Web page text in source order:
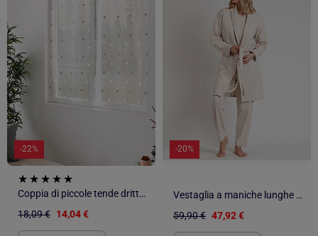
-22%
Coppia di piccole tende dritte a pois colorati
18,09 € 14,04 €
-20%
Vestaglia a maniche lunghe con pois organici ADMAS CLASSIC per donna
59,90 € 47,92 €